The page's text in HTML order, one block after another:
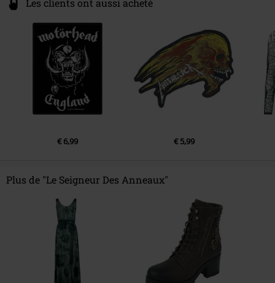
Les clients ont aussi acheté
€ 6,99 € 5,99
Plus de "Le Seigneur Des Anneaux"